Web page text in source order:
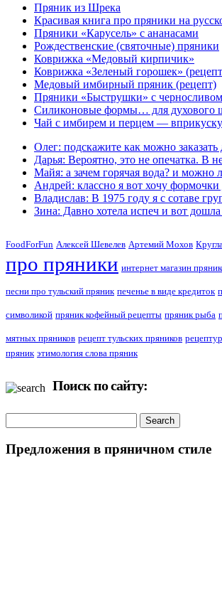
Пряник из Шрека
Красивая книга про пряники на
Пряники «Карусель» с ананасами
Рождественские (святочные) пряники
Коврижка «Медовый кирпичик»
Коврижка «Зеленый горошек»
Медовый имбирный пряник (рецепт)
Пряники «Быструшки» с черносливом
Силиконовые формы… для духового
Чай с имбирем и перцем —
Олег: подскажите как можно
Дарья: Вероятно, это не опечатка. В
Майя: а зачем горячая вода? и
Андрей: классно я вот хочу формочки
Владислав: В 1975 году я с сотаве
Зина: Давно хотела испеч и вот
FoodForFun Алексей Шевелев Артемий Мохов
про пряники интернет магазин
песни про тульский пряник печенье в виде кредиток
символикой пряник кофейный рецепты пряник рыба
мятных пряников рецепт тульских пряников
пряник этимология слова пряник
Поиск по сайту:
Предложения в пряничном стиле